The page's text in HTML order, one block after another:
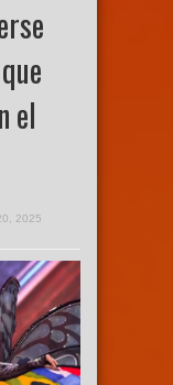
el
2025